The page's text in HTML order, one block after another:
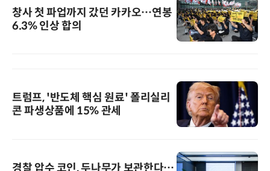
창사 첫 파업까지 갔던 카카오…연봉
6.3% 인상 합의
트럼프, '반도체 핵심 원료' 폴리실리
콘 파생상품에 15% 관세
경찰 압수 코인, 두나무가 보관한다…